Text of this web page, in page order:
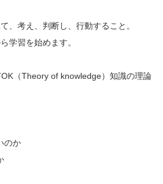
、考え、判断し、行動すること。
学習を始めます。
（Theory of knowledge）知識の理論
のか